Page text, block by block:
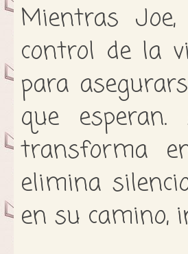
Mientras
control de la
para
que
transforma
elimina
en su camino,